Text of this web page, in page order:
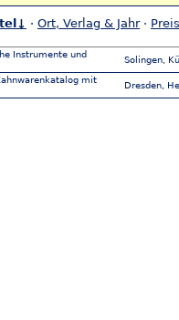
· Ort, Verlag & Jahr· Preis
Instrumente und
Solingen,
mit
Dresden,